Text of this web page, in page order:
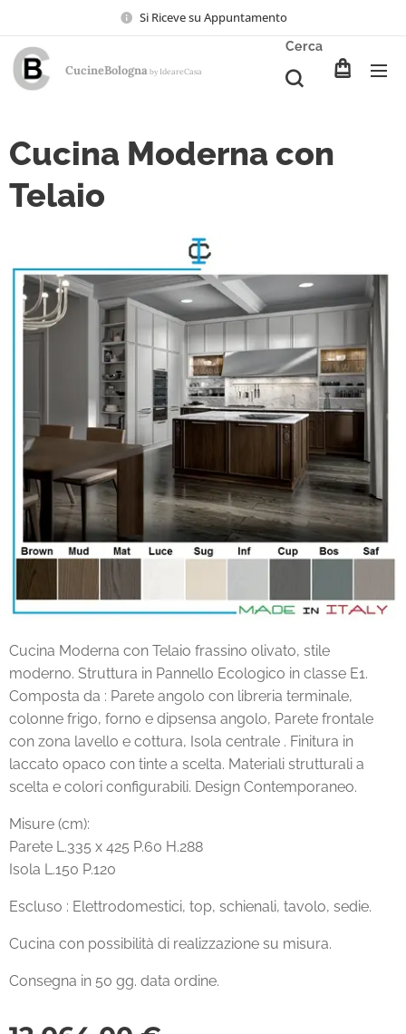
Si Riceve su Appuntamento
CucineBologna by IdeareCasa
Cerca
Cucina Moderna con
Telaio
Cucina Moderna con Telaio frassino olivato, stile
moderno. Struttura in Pannello Ecologico in classe E1.
Composta da : Parete angolo con libreria terminale,
colonne frigo, forno e dipsensa angolo, Parete frontale
con zona lavello e cottura, Isola centrale . Finitura in
laccato opaco con tinte a scelta. Materiali strutturali a
scelta e colori configurabili. Design Contemporaneo.
Misure (cm):
Parete L.335 x 425 P.60 H.288
Isola L.150 P.120
Escluso : Elettrodomestici, top, schienali, tavolo, sedie.
Cucina con possibilità di realizzazione su misura.
Consegna in 50 gg. data ordine.